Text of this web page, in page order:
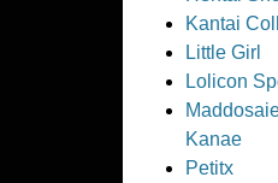
Kantai
Little Girl
Lolicon
Kanae
Petitx